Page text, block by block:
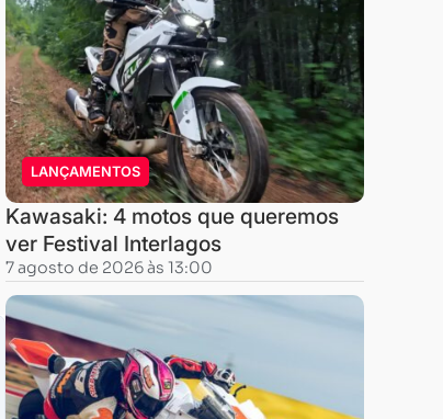
LANÇAMENTOS
Kawasaki: 4 motos que queremos
ver Festival Interlagos
7 agosto de 2026 às 13:00